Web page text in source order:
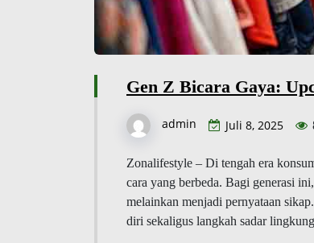
Gen Z Bicara Gaya:
admin Juli 8, 2025
Zonalifestyle – Di tengah era
cara yang berbeda. Bagi generasi
melainkan menjadi pernyataan
diri sekaligus langkah sadar